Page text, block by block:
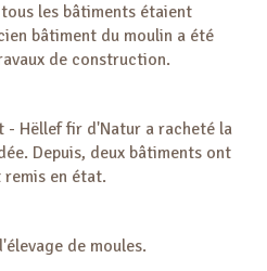
les bâtiments étaient
bâtiment du moulin a été
de construction.
- Hëllef fir d'Natur a racheté la
Depuis, deux bâtiments ont
en état.
de moules.